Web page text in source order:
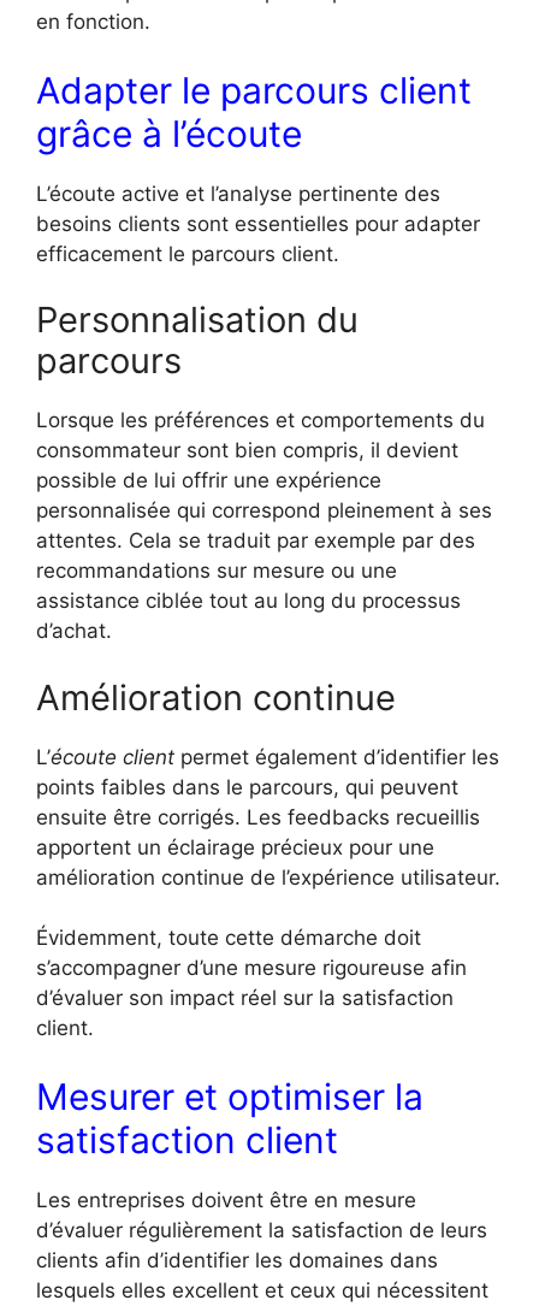
en fonction.
Adapter le parcours client
grâce à l’écoute
L’écoute active et l’analyse pertinente des
besoins clients sont essentielles pour adapter
efficacement le parcours client.
Personnalisation du
parcours
Lorsque les préférences et comportements du
consommateur sont bien compris, il devient
possible de lui offrir une expérience
personnalisée qui correspond pleinement à ses
attentes. Cela se traduit par exemple par des
recommandations sur mesure ou une
assistance ciblée tout au long du processus
d’achat.
Amélioration continue
L’écoute client permet également d’identifier les
points faibles dans le parcours, qui peuvent
ensuite être corrigés. Les feedbacks recueillis
apportent un éclairage précieux pour une
amélioration continue de l’expérience utilisateur.
Évidemment, toute cette démarche doit
s’accompagner d’une mesure rigoureuse afin
d’évaluer son impact réel sur la satisfaction
client.
Mesurer et optimiser la
satisfaction client
Les entreprises doivent être en mesure
d’évaluer régulièrement la satisfaction de leurs
clients afin d’identifier les domaines dans
lesquels elles excellent et ceux qui nécessitent